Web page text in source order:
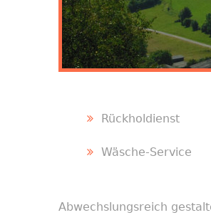
Rückholdienst
Wäsche-Service
Abwechslungsreich